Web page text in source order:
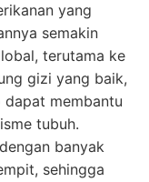
yang
semakin
terutama ke
gizi yang baik,
membantu
tubuh.
banyak
sehingga